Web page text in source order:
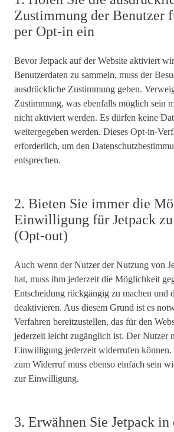
Zustimmung der Benutzer
per Opt-in ein
Bevor Jetpack auf der Website aktiviert
Benutzerdaten zu sammeln, muss der
ausdrückliche Zustimmung geben.
Zustimmung, was ebenfalls möglich sein
nicht aktiviert werden. Es dürfen keine
weitergegeben werden. Dieses Opt-in-
erforderlich, um den
entsprechen.
2. Bieten Sie immer die
Einwilligung für Jetpack
(Opt-out)
Auch wenn der Nutzer der Nutzung von
hat, muss ihm jederzeit die Möglichkeit
Entscheidung rückgängig zu machen und
deaktivieren. Aus diesem Grund ist es
Verfahren bereitzustellen, das für den
jederzeit leicht zugänglich ist. Der Nutzer
Einwilligung jederzeit widerrufen können.
zum Widerruf muss ebenso einfach sein
zur Einwilligung.
3. Erwähnen Sie Jetpack in